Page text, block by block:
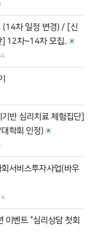
(14차 일정 변경) / [신
] 12차~14차 모집..
반 심리치료 체험집단]
학회 인정)
서비스투자사업(바우
이벤트 "심리상담 첫회